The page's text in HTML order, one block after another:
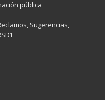
pública
Sugerencias,